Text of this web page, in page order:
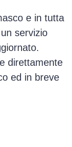
e in tutta
servizio
direttamente
ed in breve